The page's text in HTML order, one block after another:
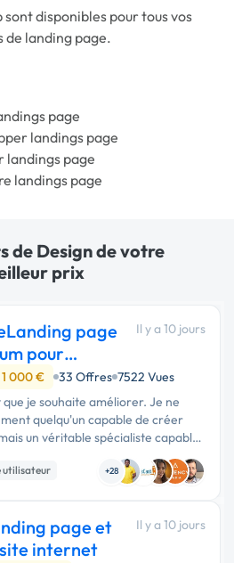
disponibles pour tous vos
de landing page.
page
landings page
landings page
landings page
de Design de votre
prix
page
pour
Il y a 10 jours
000 € 33 Offres 7522 Vues
je souhaite améliorer. Je ne
quelqu'un capable de créer
un véritable spécialiste capable
utilisateur et d'augmenter le …
utilisateur
+28
page et
internet
Il y a 10 jours